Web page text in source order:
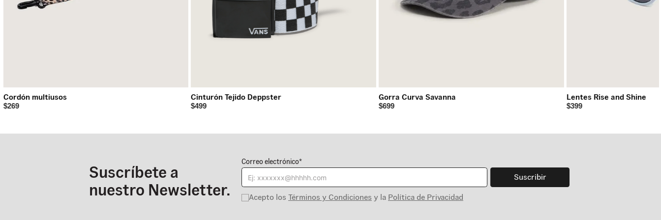
Cordón multiusos
$269
Cinturón Tejido Deppster
$499
Gorra Curva Savanna
$699
Lentes Rise and Shine
$399
Suscríbete a
nuestro Newsletter.
Correo electrónico*
Suscribir
Acepto los Términos y Condiciones y la Política de Privacidad